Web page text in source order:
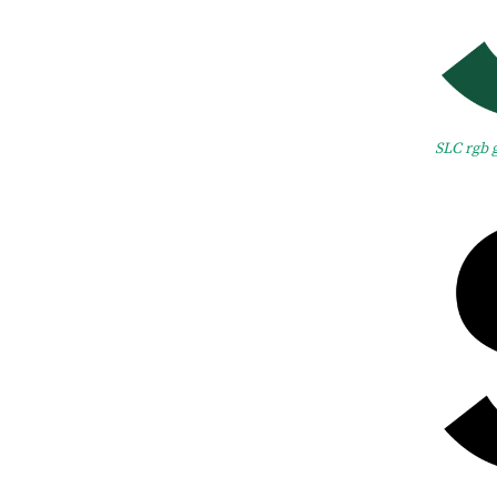
SLC rgb